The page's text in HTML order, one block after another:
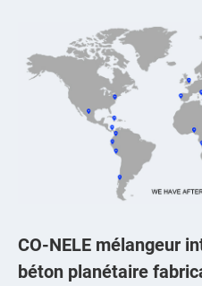
CO-NELE mélangeur
béton planétaire